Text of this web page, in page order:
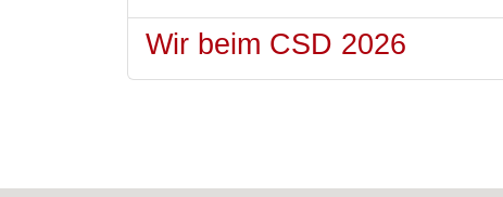
Wir beim CSD 2026